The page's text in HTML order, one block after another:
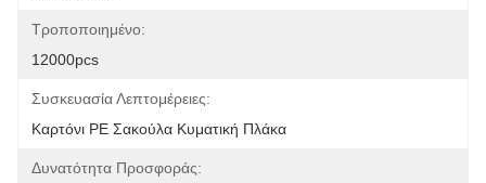
Τροποποιημένο:
12000pcs
Συσκευασία Λεπτομέρειες:
Καρτόνι PE Σακούλα Κυματική Πλάκα
Δυνατότητα Προσφοράς: